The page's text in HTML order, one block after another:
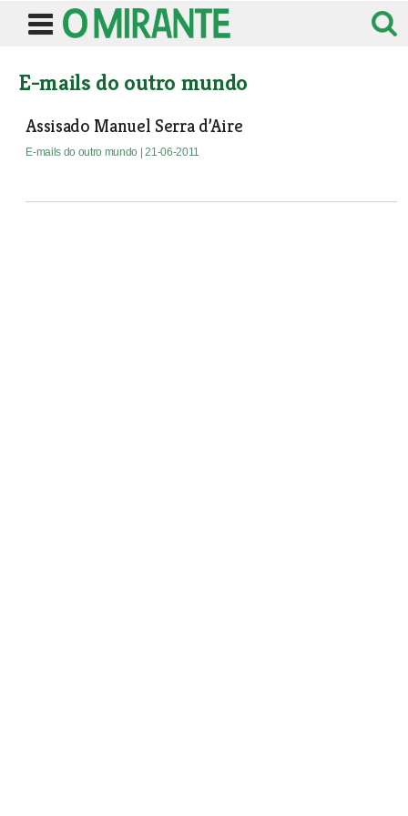
E-mails do outro mundo
Assisado Manuel Serra d’Aire
E-mails do outro mundo | 21-06-2011